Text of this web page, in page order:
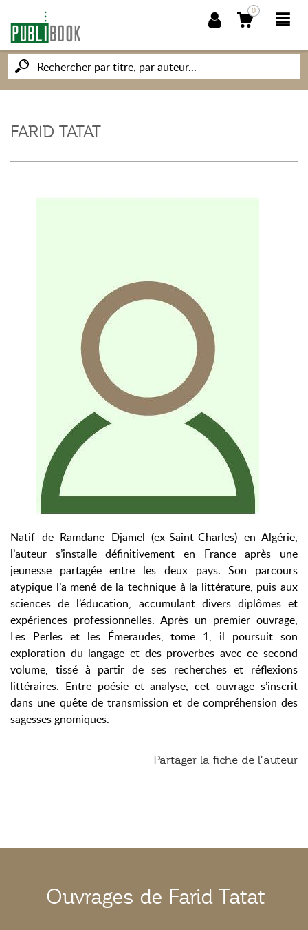
0
NOUVEAUTÉS
SOCIÉTÉ DES ÉCRIVAINS
CONNAISSANCES ET SAVOIRS
FARID TATAT
Natif de Ramdane Djamel (ex-Saint-Charles) en Algérie,
l’auteur s’installe définitivement en France après une
jeunesse partagée entre les deux pays. Son parcours
atypique l’a mené de la technique à la littérature, puis aux
sciences de l’éducation, accumulant divers diplômes et
expériences professionnelles. Après un premier ouvrage,
Les Perles et les Émeraudes, tome 1, il poursuit son
exploration du langage et des proverbes avec ce second
volume, tissé à partir de ses recherches et réflexions
littéraires. Entre poésie et analyse, cet ouvrage s’inscrit
dans une quête de transmission et de compréhension des
sagesses gnomiques.
Partager la fiche de l'auteur
Ouvrages de Farid Tatat